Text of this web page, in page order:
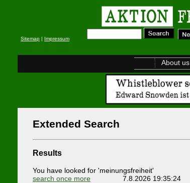
Sitemap | Impressum
About us
Extended Search
Results
You have looked for 'meinungsfreiheit'
search once more 7.8.2026 19:35:24